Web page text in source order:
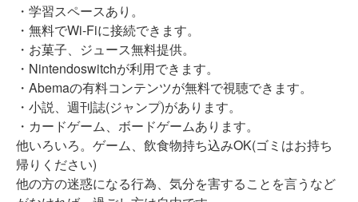
・学習スペースあり。
・無料でWi-Fiに接続できます。
・お菓子、ジュース無料提供。
・Nintendoswitchが利用できます。
・Abemaの有料コンテンツが無料で視聴できます。
・小説、週刊誌(ジャンプ)があります。
・カードゲーム、ボードゲームあります。
他いろいろ。ゲーム、飲食物持ち込みOK(ゴミはお持ち
帰りください)
他の方の迷惑になる行為、気分を害することを言うなど